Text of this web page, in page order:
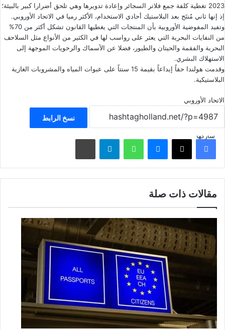
2023 تغطية كلفة جمع فلاتر السجائر وإعادة تدويرها وهي تلحق أضرارا كبير بالبيئة؛
إذ إنها ثاني مُنتَج بعد البلاستيك أحادي الاستخدام، الأكثر رميا في الاتحاد الأوروبي.
وتفيد المفوضية الأوروبية بأن المنتجات التي يغطيها القانون تشكل أكثر من 70%
من النفايات البحرية التي يعثر على رواسب لها في الكثير من الأنواع مثل السلاحف
البحرية والفقمة والحيتان والطيور، فضلا عن الأسماك والرخويات الموجهة إلى
الاستهلاك البشري.
وقدمت هولندا حقاً إيداعاً بقيمة 15 سنتاً على عبوات المياه والمشروبات الغازية
البلاستيكية.
الاتحاد الأوروبي
نسخ الرابط
شاركهافيسبوك ‫X ماسنجر واتساب تيلقرام مشاركة عبر البريد
مقالات ذات صلة